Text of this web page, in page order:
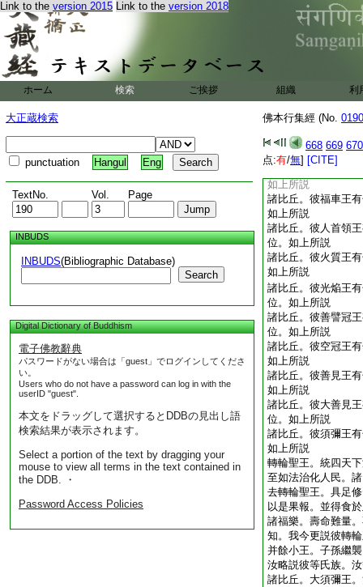
Link to the version 2015 Link to the version 2018
ホーム 検索 ご挨拶 組織 利
大正蔵検索
punctuation Hangul Eng
TextNo. Vol. Page
INBUDS
INBUDS(Bibliographic Database)
Search
Digital Dictionary of Buddhism
電子佛教辭典
パスワードがない場合は「guest」でログインしてくださ
い。
Users who do not have a password can log in with the
userID "guest".
本文をドラッグして選択するとDDBの見出し語
検索結果が表示されます。
Select a portion of the text by dragging your
mouse to view all terms in the text contained in
the DDB. ・
Password Access Policies
佛本行集經 (No.
668 669 670
点:有/無] [CITE]
賢劫王種品 7 下
諸比丘。彼大照耀
王位。如上所説
諸比丘。彼意喜王
諸比丘。彼善喜王
如上所説
諸比丘。彼滿足王
如上所説
諸比丘。彼大滿足
位。如上所説
諸比丘。彼養育王
如上所説
諸比丘。彼福車王
如上所説
諸比丘。彼人首領
位。如上所説
諸比丘。彼火質王
如上所説
諸比丘。彼光焔王
位。如上所説
諸比丘。彼善譬冠
位。如上所説
諸比丘。彼空冠王
如上所説
諸比丘。彼善見王
如上所説
諸比丘。彼大善見
位。如上所説
諸比丘。彼須彌王
如上所説
轉輪聖王。統四天
至如法治化人民。
去轉輪聖王。具足
以是果報。並得食
諸福樂。壽命難量
知。我今更説彼轉
并餘小王。子孫繼
汝略説彼等氏族。
諸比丘。大須彌王